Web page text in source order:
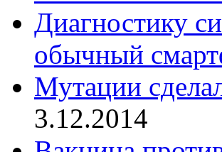
Диагностику
обычный
Мутации
3.12.2014